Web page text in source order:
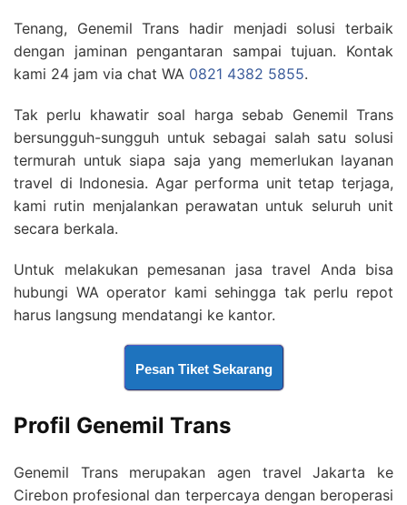
Tenang, Genemil Trans hadir menjadi solusi terbaik
dengan jaminan pengantaran sampai tujuan. Kontak
kami 24 jam via chat WA 0821 4382 5855.
Tak perlu khawatir soal harga sebab Genemil Trans
bersungguh-sungguh untuk sebagai salah satu solusi
termurah untuk siapa saja yang memerlukan layanan
travel di Indonesia. Agar performa unit tetap terjaga,
kami rutin menjalankan perawatan untuk seluruh unit
secara berkala.
Untuk melakukan pemesanan jasa travel Anda bisa
hubungi WA operator kami sehingga tak perlu repot
harus langsung mendatangi ke kantor.
Pesan Tiket Sekarang
Profil Genemil Trans
Genemil Trans merupakan agen travel Jakarta ke
Cirebon profesional dan terpercaya dengan beroperasi